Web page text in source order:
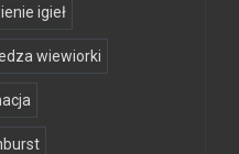
igieł
wiewiorki